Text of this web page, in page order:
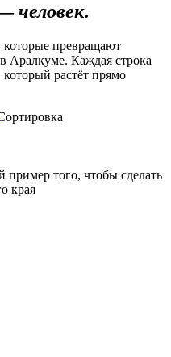
человек.
превращают
Аралкуме. Каждая строка
растёт прямо
того, чтобы сделать
края